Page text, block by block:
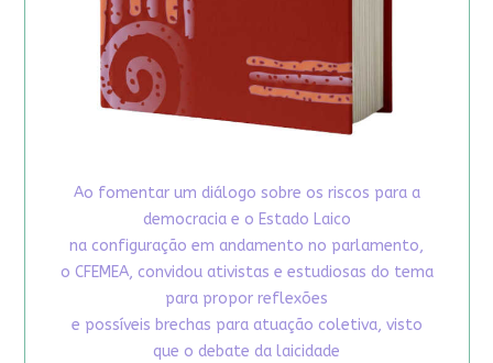
Ao fomentar um diálogo sobre os riscos para a
democracia e o Estado Laico
na configuração em andamento no parlamento,
o CFEMEA, convidou ativistas e estudiosas do tema
para propor reflexões
e possíveis brechas para atuação coletiva, visto
que o debate da laicidade